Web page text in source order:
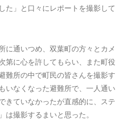
た」と口々にレポートを撮影して
に通いつめ、双葉町の方々とカメ
第に心を許してもらい、また町役
難所の中で町民の皆さんを撮影す
いなくなった避難所で、一人通い
きていなかったが直感的に、ステ
は撮影するまいと思った。